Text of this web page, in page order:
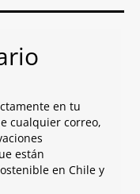
en tu
cualquier correo,
están
en Chile y